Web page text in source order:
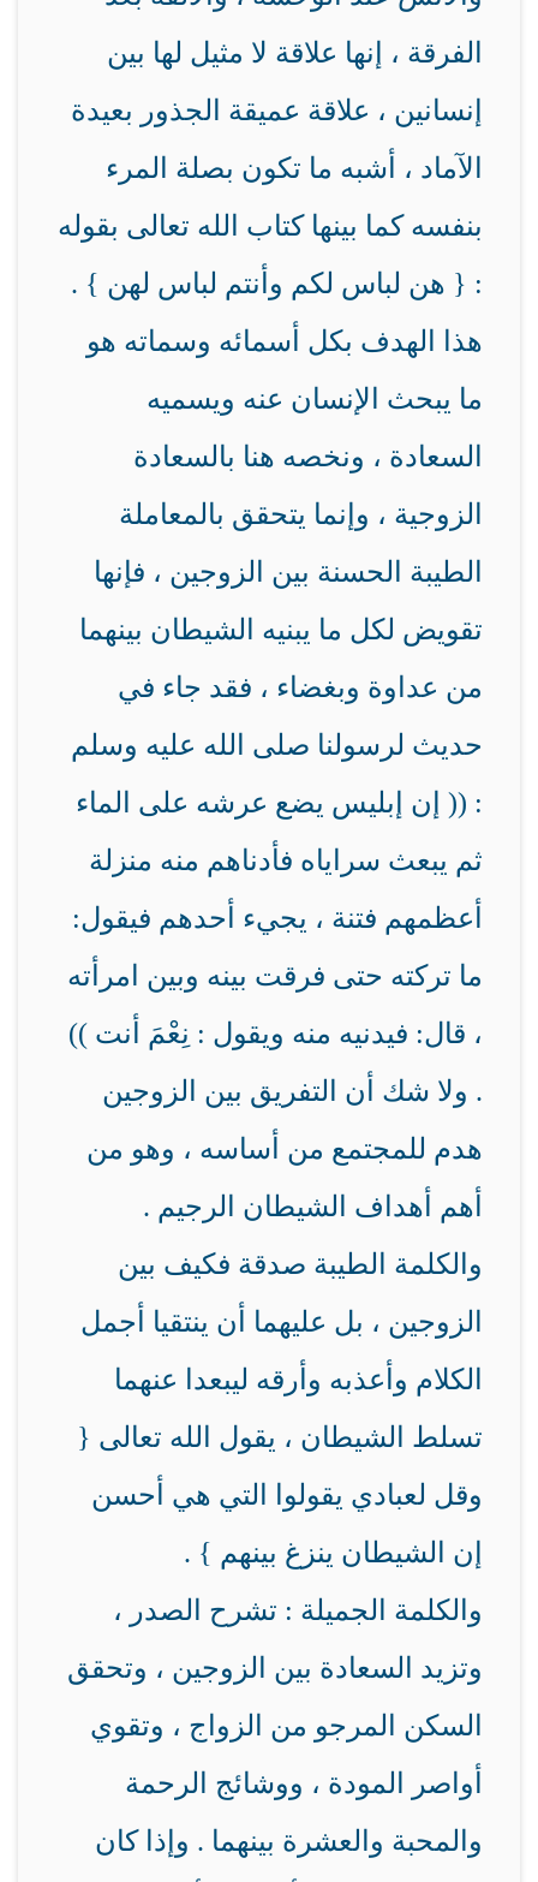
الفرقة ، إنها علاقة لا مثيل لها بين
إنسانين ، علاقة عميقة الجذور بعيدة
الآماد ، أشبه ما تكون بصلة المرء
بنفسه كما بينها كتاب الله تعالى بقوله
: { هن لباس لكم وأنتم لباس لهن } .
هذا الهدف بكل أسمائه وسماته هو
ما يبحث الإنسان عنه ويسميه
السعادة ، ونخصه هنا بالسعادة
الزوجية ، وإنما يتحقق بالمعاملة
الطيبة الحسنة بين الزوجين ، فإنها
تقويض لكل ما يبنيه الشيطان بينهما
من عداوة وبغضاء ، فقد جاء في
حديث لرسولنا صلى الله عليه وسلم
: (( إن إبليس يضع عرشه على الماء
ثم يبعث سراياه فأدناهم منه منزلة
أعظمهم فتنة ، يجيء أحدهم فيقول:
ما تركته حتى فرقت بينه وبين امرأته
، قال: فيدنيه منه ويقول : نِعْمَ أنت ))
. ولا شك أن التفريق بين الزوجين
هدم للمجتمع من أساسه ، وهو من
أهم أهداف الشيطان الرجيم .
والكلمة الطيبة صدقة فكيف بين
الزوجين ، بل عليهما أن ينتقيا أجمل
الكلام وأعذبه وأرقه ليبعدا عنهما
تسلط الشيطان ، يقول الله تعالى {
وقل لعبادي يقولوا التي هي أحسن
إن الشيطان ينزغ بينهم } .
والكلمة الجميلة : تشرح الصدر ،
وتزيد السعادة بين الزوجين ، وتحقق
السكن المرجو من الزواج ، وتقوي
أواصر المودة ، ووشائج الرحمة
والمحبة والعشرة بينهما . وإذا كان